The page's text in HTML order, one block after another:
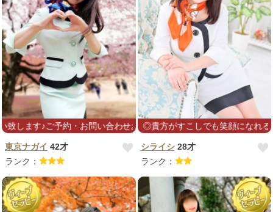
問い合わせお待ちしております(* ᴗ͈ˬᴗ͈)”
東京ナガイ 42才
ランク：
開始しました！◎貴方がすこしでも笑顔になれるお手伝いができた
シライシ28才
ランク：